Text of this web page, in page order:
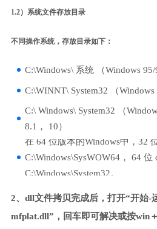
1.2）系统文件存放目录
不同操作系统，存放目录如下：
C:\Windows\ 系统 （Windows 95/
C:\WINNT\ System32 （Windows
C:\ Windows\ System32 （
8.1， 10）
在 64 位版本的Windows中，32
C:\Windows\SysWOW64， 64
C:\Windows\System32。
2、dll文件拷贝完成后，打开“开始-
mfplat.dll”，回车即可解决或按win